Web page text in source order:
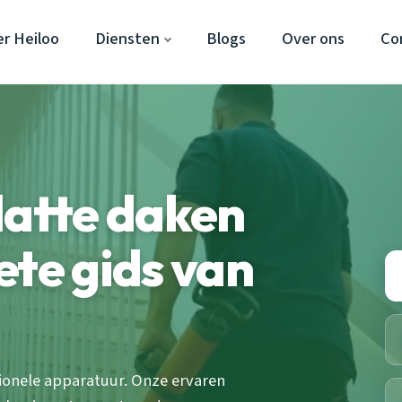
Heiloo Diensten Blogs Over ons
daken
gids van
apparatuur. Onze ervaren